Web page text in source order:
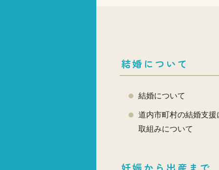
結婚について
結婚について
道内市町村の結婚支援
取組みについて